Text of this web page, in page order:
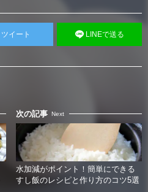
ツイート LINEで送る
次の記事 Next
水加減がポイント！簡単にできる
すし飯のレシピと作り方のコツ5選